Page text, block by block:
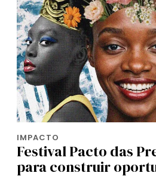
IMPACTO
Festival Pacto das
para construir